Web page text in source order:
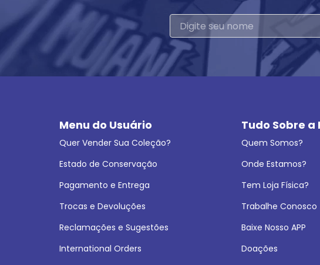
Menu do Usuário
Quer Vender Sua Coleção?
Estado de Conservação
Pagamento e Entrega
Trocas e Devoluções
Reclamações e Sugestões
International Orders
Tudo Sobre a
Quem Somos?
Onde Estamos?
Tem Loja Física?
Trabalhe Conosco
Baixe Nosso APP
Doações